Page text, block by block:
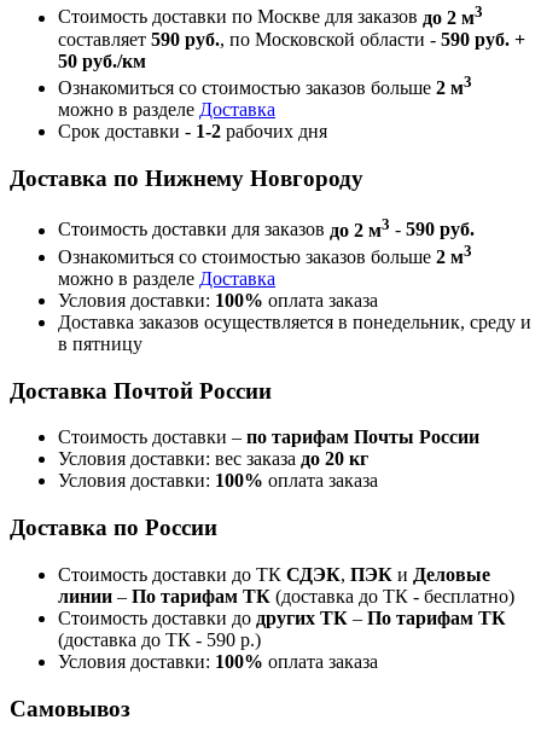
Стоимость доставки по Москве для заказов до 2 м3
составляет 590 руб., по Московской области - 590 руб. +
50 руб./км
Ознакомиться со стоимостью заказов больше 2 м3
можно в разделе Доставка
Срок доставки - 1-2 рабочих дня
Доставка по Нижнему Новгороду
Стоимость доставки для заказов до 2 м3 - 590 руб.
Ознакомиться со стоимостью заказов больше 2 м3
можно в разделе Доставка
Условия доставки: 100% оплата заказа
Доставка заказов осуществляется в понедельник, среду и
в пятницу
Доставка Почтой России
Стоимость доставки – по тарифам Почты России
Условия доставки: вес заказа до 20 кг
Условия доставки: 100% оплата заказа
Доставка по России
Стоимость доставки до ТК СДЭК, ПЭК и Деловые
линии – По тарифам ТК (доставка до ТК - бесплатно)
Стоимость доставки до других ТК – По тарифам ТК
(доставка до ТК - 590 р.)
Условия доставки: 100% оплата заказа
Самовывоз